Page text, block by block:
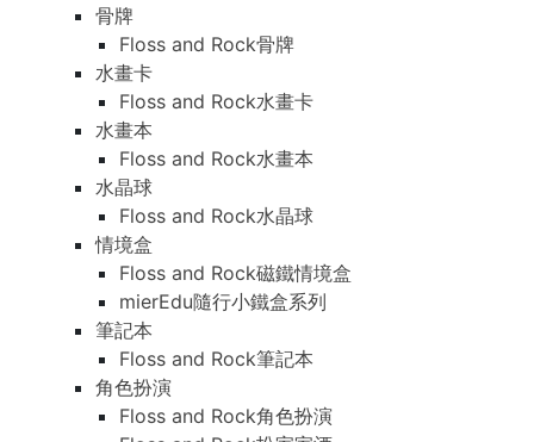
骨牌
Floss and Rock骨牌
水畫卡
Floss and Rock水畫卡
水畫本
Floss and Rock水畫本
水晶球
Floss and Rock水晶球
情境盒
Floss and Rock磁鐵情境盒
mierEdu隨行小鐵盒系列
筆記本
Floss and Rock筆記本
角色扮演
Floss and Rock角色扮演